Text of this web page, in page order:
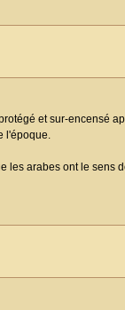
et sur-encensé
l'époque.
arabes ont le sens